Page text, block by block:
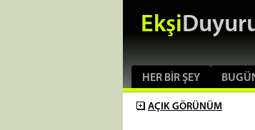
Ekşi
HER BIR ŞEY
AÇIK GÖRÜNÜM